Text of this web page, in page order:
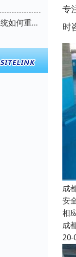
工业厂房屋顶防护的技术革新：SYR系统如何重塑行业标准
专
时
成
安
相
成
20-